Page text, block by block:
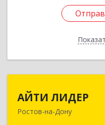
АЙТИ ЛИДЕР
Ростов-на-Дону
344065,